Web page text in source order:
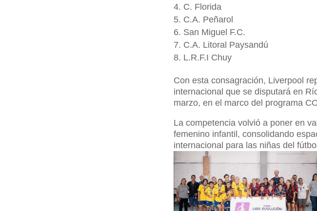
C. Florida
C.A. Peñarol
San Miguel F.C.
C.A. Litoral Paysandú
L.R.F.I Chuy
Con esta consagración, Liverpool
internacional que se disputará en
marzo, en el marco del programa
La competencia volvió a poner en
femenino infantil, consolidando
internacional para las niñas del